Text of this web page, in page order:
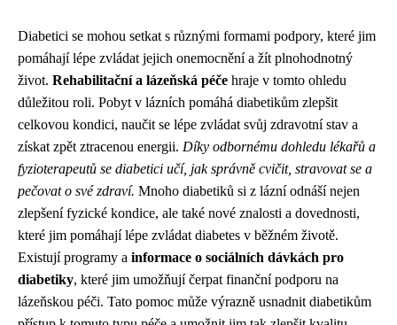
Diabetici se mohou setkat s různými formami podpory, které jim
pomáhají lépe zvládat jejich onemocnění a žít plnohodnotný
život. Rehabilitační a lázeňská péče hraje v tomto ohledu
důležitou roli. Pobyt v lázních pomáhá diabetikům zlepšit
celkovou kondici, naučit se lépe zvládat svůj zdravotní stav a
získat zpět ztracenou energii. Díky odbornému dohledu lékařů a
fyzioterapeutů se diabetici učí, jak správně cvičit, stravovat se a
pečovat o své zdraví. Mnoho diabetiků si z lázní odnáší nejen
zlepšení fyzické kondice, ale také nové znalosti a dovednosti,
které jim pomáhají lépe zvládat diabetes v běžném životě.
Existují programy a informace o sociálních dávkách pro
diabetiky, které jim umožňují čerpat finanční podporu na
lázeňskou péči. Tato pomoc může výrazně usnadnit diabetikům